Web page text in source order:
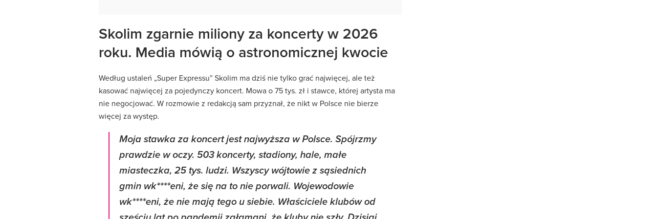
Skolim zgarnie miliony za koncerty w 2026
roku. Media mówią o astronomicznej kwocie
Według ustaleń „Super Expressu” Skolim ma dziś nie tylko grać najwięcej, ale też
kasować najwięcej za pojedynczy koncert. Mowa o 75 tys. zł i stawce, której artysta ma
nie negocjować. W rozmowie z redakcją sam przyznał, że nikt w Polsce nie bierze
więcej za występ.
Moja stawka za koncert jest najwyższa w Polsce. Spójrzmy
prawdzie w oczy. 503 koncerty, stadiony, hale, małe
miasteczka, 25 tys. ludzi. Wszyscy wójtowie z sąsiednich
gmin wk****eni, że się na to nie porwali. Wojewodowie
wk****eni, że nie mają tego u siebie. Właściciele klubów od